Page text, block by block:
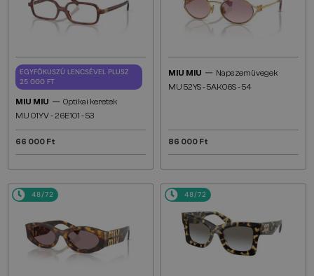
EGYFÓKUSZÚ LENCSÉVEL PLUSZ
25 000 FT
MIU MIU — Optikai keretek
MU 01YV - 26E1O1 - 53
66 000 Ft
MIU MIU — Napszemüvegek
MU 52YS - ​5AK06S - ​54
86 000 Ft
48/72 48/72